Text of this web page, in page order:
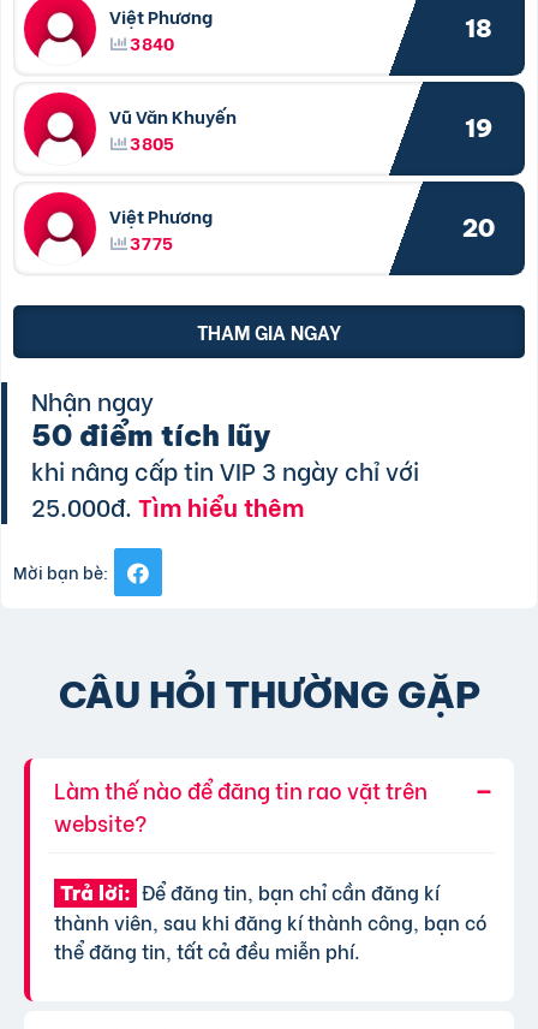
Việt Phương
3840
18
Vũ Văn Khuyến
3805
19
Việt Phương
3775
20
THAM GIA NGAY
Nhận ngay
50 điểm tích lũy
khi nâng cấp tin VIP 3 ngày chỉ với
25.000đ.Tìm hiểu thêm
Mời bạn bè:
CÂU HỎI THƯỜNG GẶP
Làm thế nào để đăng tin rao vặt trên
website?
Trả lời: Để đăng tin, bạn chỉ cần đăng kí
thành viên, sau khi đăng kí thành công, bạn có
thể đăng tin, tất cả đều miễn phí.